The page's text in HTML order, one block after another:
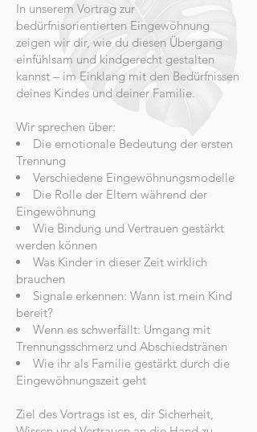
In unserem Vortrag zur
bedürfnisorientierten Eingewöhnung
zeigen wir dir, wie du diesen Übergang
einfühlsam und kindgerecht gestalten
kannst – im Einklang mit den Bedürfnissen
deines Kindes und deiner Familie.
Wir sprechen über:
Die emotionale Bedeutung der ersten
Trennung
Verschiedene Eingewöhnungsmodelle
Die Rolle der Eltern während der
Eingewöhnung
Wie Bindung und Vertrauen gestärkt
werden können
Was Kinder in dieser Zeit wirklich
brauchen
Signale erkennen: Wann ist mein Kind
bereit?
Wenn es schwerfällt: Umgang mit
Trennungsschmerz und Abschiedstränen
Wie ihr als Familie gestärkt durch die
Eingewöhnungszeit geht
Ziel des Vortrags ist es, dir Sicherheit,